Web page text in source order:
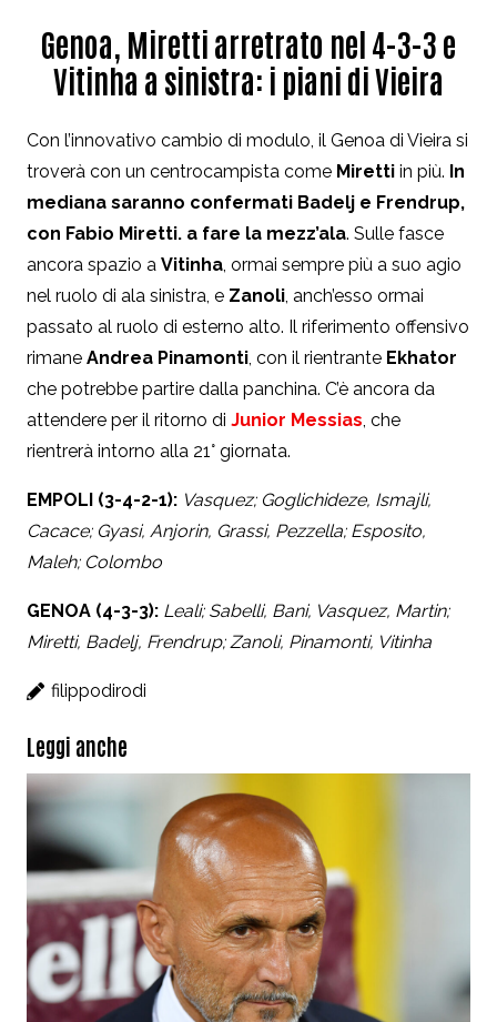
Genoa, Miretti arretrato nel 4-3-3 e
Vitinha a sinistra: i piani di Vieira
Con l’innovativo cambio di modulo, il Genoa di Vieira si
troverà con un centrocampista come Miretti in più. In
mediana saranno confermati Badelj e Frendrup,
con Fabio Miretti. a fare la mezz’ala. Sulle fasce
ancora spazio a Vitinha, ormai sempre più a suo agio
nel ruolo di ala sinistra, e Zanoli, anch’esso ormai
passato al ruolo di esterno alto. Il riferimento offensivo
rimane Andrea Pinamonti, con il rientrante Ekhator
che potrebbe partire dalla panchina. C’è ancora da
attendere per il ritorno di Junior Messias, che
rientrerà intorno alla 21° giornata.
EMPOLI (3-4-2-1): Vasquez; Goglichideze, Ismajli,
Cacace; Gyasi, Anjorin, Grassi, Pezzella; Esposito,
Maleh; Colombo
GENOA (4-3-3): Leali; Sabelli, Bani, Vasquez, Martin;
Miretti, Badelj, Frendrup; Zanoli, Pinamonti, Vitinha
filippodirodi
Leggi anche